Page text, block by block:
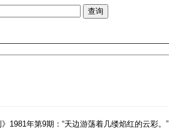
1981年第9期：“天边游荡着几缕焰红的云彩。”